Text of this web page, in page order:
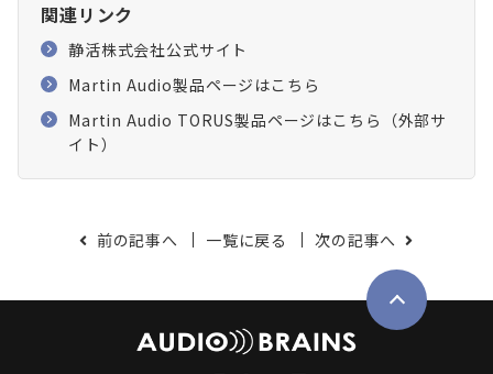
関連リンク
静活株式会社公式サイト
Martin Audio製品ページはこちら
Martin Audio TORUS製品ページはこちら（外部サ
イト）
前の記事へ 一覧に戻る 次の記事へ